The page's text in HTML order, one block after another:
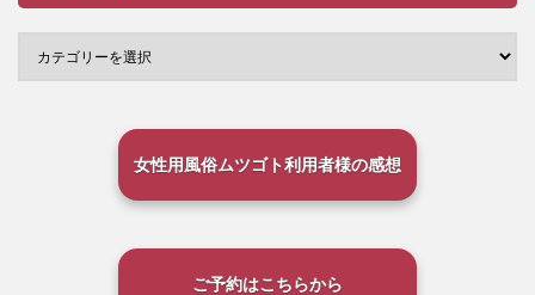
女性用風俗ムツゴト利用者様の感想
ご予約はこちらから